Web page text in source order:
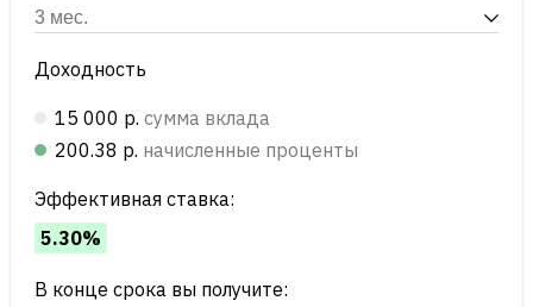
Доходность
15 000 р. сумма вклада
200.38 р. начисленные проценты
Эффективная ставка:
5.30%
В конце срока вы получите: